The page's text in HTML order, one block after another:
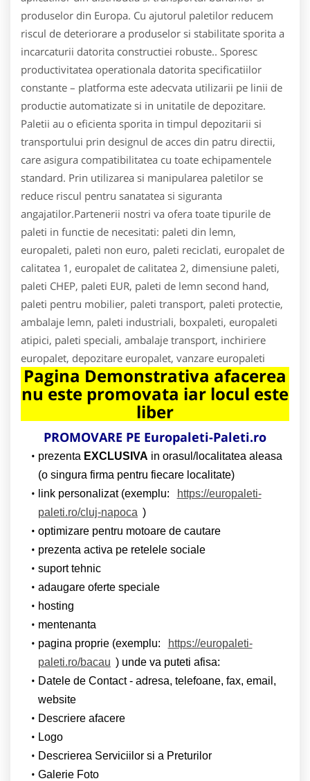
produselor din Europa. Cu ajutorul paletilor reducem
riscul de deteriorare a produselor si stabilitate sporita a
incarcaturii datorita constructiei robuste.. Sporesc
productivitatea operationala datorita specificatiilor
constante – platforma este adecvata utilizarii pe linii de
productie automatizate si in unitatile de depozitare.
Paletii au o eficienta sporita in timpul depozitarii si
transportului prin designul de acces din patru directii,
care asigura compatibilitatea cu toate echipamentele
standard. Prin utilizarea si manipularea paletilor se
reduce riscul pentru sanatatea si siguranta
angajatilor.Partenerii nostri va ofera toate tipurile de
paleti in functie de necesitati: paleti din lemn,
europaleti, paleti non euro, paleti reciclati, europalet de
calitatea 1, europalet de calitatea 2, dimensiune paleti,
paleti CHEP, paleti EUR, paleti de lemn second hand,
paleti pentru mobilier, paleti transport, paleti protectie,
ambalaje lemn, paleti industriali, boxpaleti, europaleti
atipici, paleti speciali, ambalaje transport, inchiriere
europalet, depozitare europalet, vanzare europaleti
Pagina Demonstrativa afacerea
nu este promovata iar locul este
liber
PROMOVARE PE Europaleti-Paleti.ro
prezenta EXCLUSIVA in orasul/localitatea aleasa
(o singura firma pentru fiecare localitate)
link personalizat (exemplu:
https://europaleti-
paleti.ro/cluj-napoca )
optimizare pentru motoare de cautare
prezenta activa pe retelele sociale
suport tehnic
adaugare oferte speciale
hosting
mentenanta
pagina proprie (exemplu:
https://europaleti-
paleti.ro/bacau ) unde va puteti afisa:
Datele de Contact - adresa, telefoane, fax, email,
website
Descriere afacere
Logo
Descrierea Serviciilor si a Preturilor
Galerie Foto